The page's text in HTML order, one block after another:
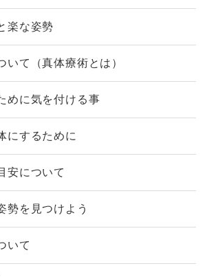
楽な姿勢
いて（真体療術とは）
めに気を付ける事
にするために
安について
勢を見つけよう
いて